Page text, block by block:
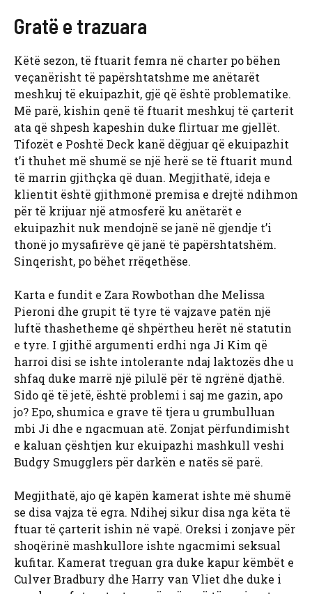
Gratë e trazuara
Këtë sezon, të ftuarit femra në charter po bëhen
veçanërisht të papërshtatshme me anëtarët
meshkuj të ekuipazhit, gjë që është problematike.
Më parë, kishin qenë të ftuarit meshkuj të çarterit
ata që shpesh kapeshin duke flirtuar me gjellët.
Tifozët e Poshtë Deck kanë dëgjuar që ekuipazhit
t’i thuhet më shumë se një herë se të ftuarit mund
të marrin gjithçka që duan. Megjithatë, ideja e
klientit është gjithmonë premisa e drejtë ndihmon
për të krijuar një atmosferë ku anëtarët e
ekuipazhit nuk mendojnë se janë në gjendje t’i
thonë jo mysafirëve që janë të papërshtatshëm.
Sinqerisht, po bëhet rrëqethëse.
Karta e fundit e Zara Rowbothan dhe Melissa
Pieroni dhe grupit të tyre të vajzave patën një
luftë thashetheme që shpërtheu herët në statutin
e tyre. I gjithë argumenti erdhi nga Ji Kim që
harroi disi se ishte intolerante ndaj laktozës dhe u
shfaq duke marrë një pilulë për të ngrënë djathë.
Sido që të jetë, është problemi i saj me gazin, apo
jo? Epo, shumica e grave të tjera u grumbulluan
mbi Ji dhe e ngacmuan atë. Zonjat përfundimisht
e kaluan çështjen kur ekuipazhi mashkull veshi
Budgy Smugglers për darkën e natës së parë.
Megjithatë, ajo që kapën kamerat ishte më shumë
se disa vajza të egra. Ndihej sikur disa nga këta të
ftuar të çarterit ishin në vapë. Oreksi i zonjave për
shoqërinë mashkullore ishte ngacmimi seksual
kufitar. Kamerat treguan gra duke kapur këmbët e
Culver Bradbury dhe Harry van Vliet dhe duke i